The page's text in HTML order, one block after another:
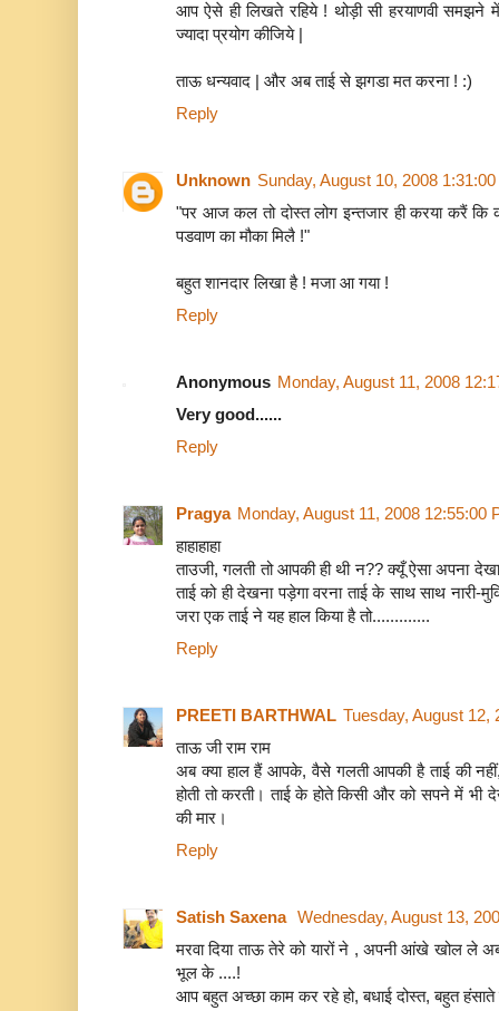
आप ऐसे ही लिखते रहिये ! थोड़ी सी हरयाणवी समझने में
ज्यादा प्रयोग कीजिये |
ताऊ धन्यवाद | और अब ताई से झगडा मत करना ! :)
Reply
Unknown Sunday, August 10, 2008
"पर आज कल तो दोस्त लोग इन्तजार ही करया करैं
पडवाण का मौका मिलै !"
बहुत शानदार लिखा है ! मजा आ गया !
Reply
Anonymous Monday, August 11, 2008
Very good......
Reply
Pragya Monday, August 11, 2008 12:55:00
हाहाहाहा
ताउजी, गलती तो आपकी ही थी न?? क्यूँ ऐसा अपना
ताई को ही देखना पड़ेगा वरना ताई के साथ साथ
जरा एक ताई ने यह हाल किया है तो.............
Reply
PREETI BARTHWAL Tuesday, August 12,
ताऊ जी राम राम
अब क्या हाल हैं आपके, वैसे गलती आपकी है ताई की नहीं,
होती तो करती। ताई के होते किसी और को सपने में
की मार।
Reply
Satish Saxena Wednesday, August 13,
मरवा दिया ताऊ तेरे को यारों ने , अपनी आंखे खोल ले
भूल के ....!
आप बहुत अच्छा काम कर रहे हो, बधाई दोस्त, बहुत हंसाते